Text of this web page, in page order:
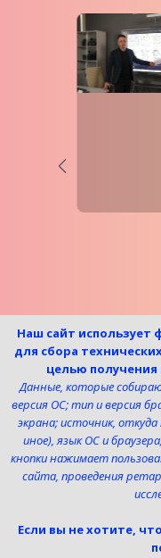
Это
Это школа
© 2024
Наш сайт использует
для сбора
целью
Данные, которые
версия ОС; тип и версия
экрана; источник,
иное), язык ОС и
кнопки нажимает
сайта, проведения
Если вы не хотите,